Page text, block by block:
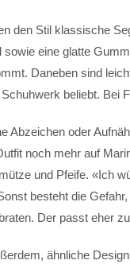
den Stil klassische
sowie eine glatte
Daneben sind
beliebt. Bei
Abzeichen oder
noch mehr auf
und Pfeife. «Ich
besteht die
Der passt eher
ähnliche